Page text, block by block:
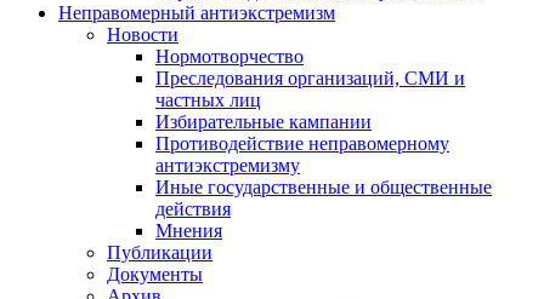
Неправомерный антиэкстремизм
Новости
Нормотворчество
Преследования организаций, СМИ и
частных лиц
Избирательные кампании
Противодействие неправомерному
антиэкстремизму
Иные государственные и общественные
действия
Мнения
Публикации
Документы